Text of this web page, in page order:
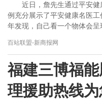
近日，詹先生通过平安
例充分展示了平安健康名医
年发现，自己看一个物体会呈
百站联盟-新商报网
福建三博福
理援助热线